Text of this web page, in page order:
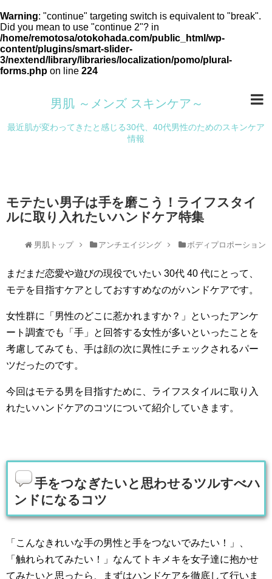
Warning: "continue" targeting switch is equivalent to "break".
Did you mean to use "continue 2"? in
/home/remotosa/otokohada.com/public_html/wp-
content/plugins/smart-slider-
3/nextend/library/libraries/localization/pomo/plural-
forms.php on line 224
男肌 ～メンズ スキンケア～
最近肌が変わってきたと感じる30代、40代男性のためのスキンケア
情報
モテたい男子は手を磨こう！ライフスタイ
ルに取り入れたいハンドケア特集
男肌トップ アンチエイジング ボディプロポーション
まだまだ恋愛や遊びの現役でいたい 30代 40 代にとって、
モテを目指すケアとしておすすめなのがハンドケアです。
女性群に「男性のどこに惹かれますか？」といったアンケ
ート調査でも「手」と回答する女性が多いといったことを
考慮してみても、手は顔の次に異性にチェックされるパー
ツだったのです。
今回はモテる男を目指すために、ライフスタイルに取り入
れたいハンドケアのコツについて紹介していきます。
手をつなぎたいと思わせるツルすべハ
ンドになるコツ
「こんなきれいな手の男性と手をつないでみたい！」、
「触れられてみたい！」なんてトキメキを女子達に抱かせ
てみたいと思ったら、まずはハンドケアを徹底して行いま